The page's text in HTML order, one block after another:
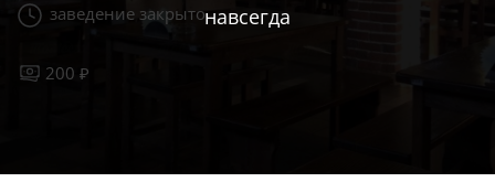
заведение закрыто
200 ₽
навсегда